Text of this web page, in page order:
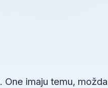
imaju temu, možda